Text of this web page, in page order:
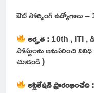
ఔట్ సోర్సింగ్ ఉద్యోగాలు –
అర్హత :10th , ITI ,
పోస్టులను అనుసరించి
చూడండి )
అప్లికేషన్